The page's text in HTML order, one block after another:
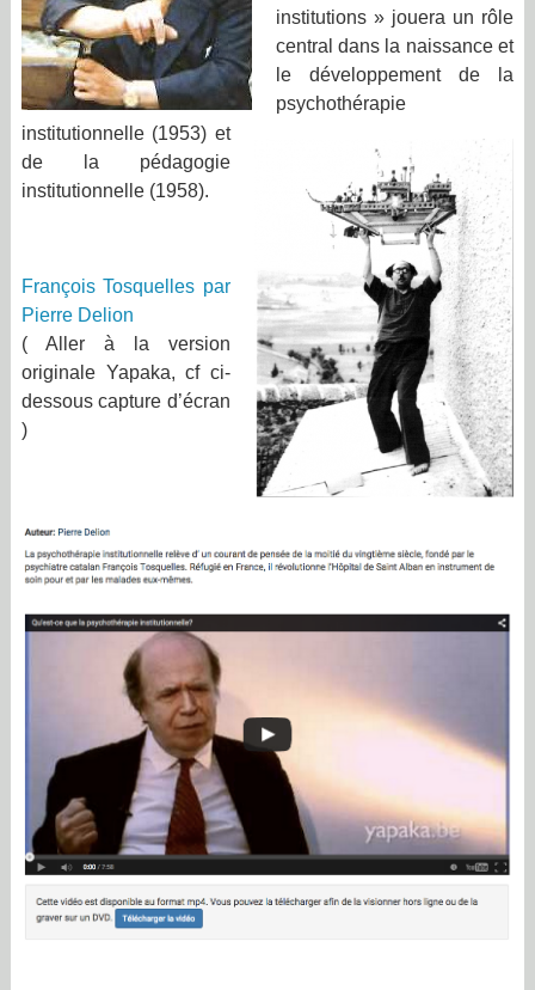
institutions » jouera un rôle
central dans la naissance et
le développement de la
psychothérapie
institutionnelle (1953) et
de la pédagogie
institutionnelle (1958).
François Tosquelles par
Pierre Delion
( Aller à la version
originale Yapaka, cf ci-
dessous capture d’écran
)